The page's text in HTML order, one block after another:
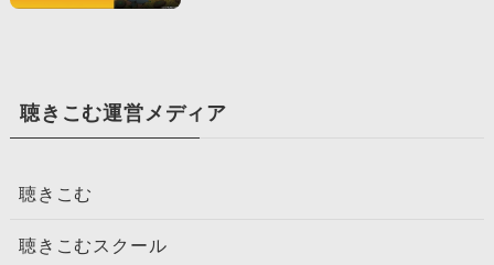
聴きこむ運営メディア
聴きこむ
聴きこむスクール